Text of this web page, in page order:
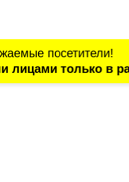
посетители!
лицами только в